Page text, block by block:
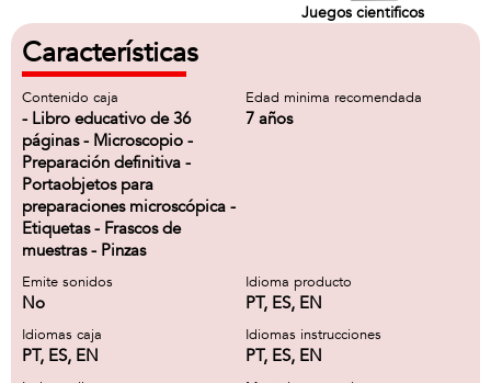
Juegos cientificos
Características
Contenido caja
- Libro educativo de 36
páginas - Microscopio -
Preparación definitiva -
Portaobjetos para
preparaciones microscópica -
Etiquetas - Frascos de
muestras - Pinzas
Edad minima recomendada
7 años
Emite sonidos
No
Idioma producto
PT, ES, EN
Idiomas caja
PT, ES, EN
Idiomas instrucciones
PT, ES, EN